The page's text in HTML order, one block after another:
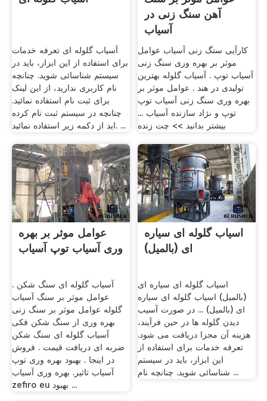
آسیاب گلوله ای تعرفه خدمات
برای استفاده از این ابزار، باید در
سیستم شناسائی شوید. چنانچه
نام کاربری ندارید، از این لینک
برای ثبت نام استفاده نمائید.
چنانچه در سیستم ثبت نام کرده
اید از دکمه زیر استفاده نمائید. ...
آهن سنگ زنی در
آسیاب
کارآیی سنگ زنی آسیاب عوامل
موثر بر بهره وری سنگ زنی
آسیاب توپ . آسیاب گلوله بهترین
تولیدی در هند . عوامل موثر بر
بهره وری سنگ زنی آسیاب توپ
توپ و نژاد سازنده آسیاب ...
بیشتر بدانید >> چت زنده
عوامل موثر بر بهره
وری آسیاب توپ آسیاب
آسیاب گلوله ای سنگ شکن .
عوامل موثر بر سنگ آسیاب
گلوله عوامل موثر بر سنگ زنی
بهره وری از سنگ شکن فکی
آسیاب گلوله ای سنگ شکن
ضربه ای دریافت قیمت . فروش
در اینجا . بهبود بهره وری توپ
آسیاب تاثیر. بهره وری آسیاب
zefiro eu بهبود ...
اسیاب گلوله ای سیاره
ای (بالمیل)
اسیاب گلوله ای سیاره ای
(بالمیل) اسیاب گلوله ای سیاره
ای (بالمیل) ... در صورت آسیب
دیدن گلوله ها در حین فرآیند،
هزینه آن مجزا دریافت می شود.
تعرفه خدمات برای استفاده از
این ابزار، باید در سیستم
شناسائی شوید. چنانچه نام ...